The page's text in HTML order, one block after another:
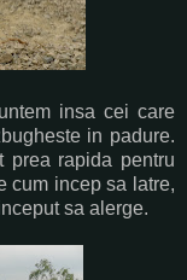
insa cei care
in padure.
prea rapida pentru
cum incep sa latre,
sa alerge.